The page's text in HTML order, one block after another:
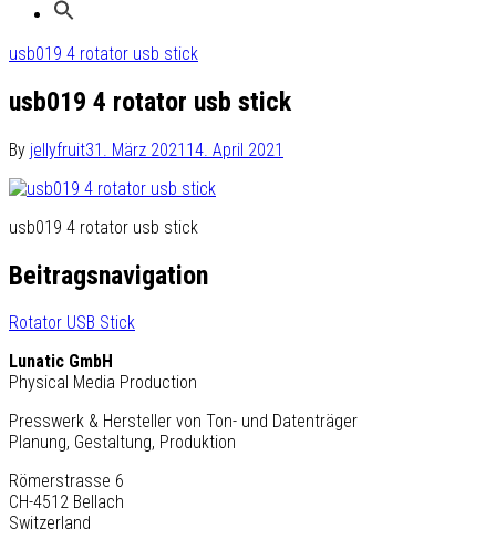
usb019 4 rotator usb stick
usb019 4 rotator usb stick
By jellyfruit31. März 2021 14. April 2021
usb019 4 rotator usb stick
Beitragsnavigation
Rotator USB Stick
Lunatic GmbH
Physical Media Production
Presswerk & Hersteller von Ton- und Datenträger
Planung, Gestaltung, Produktion
Römerstrasse 6
CH-4512 Bellach
Switzerland